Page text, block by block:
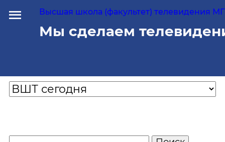
Высшая школа (факультет) телевидения
Мы сделаем